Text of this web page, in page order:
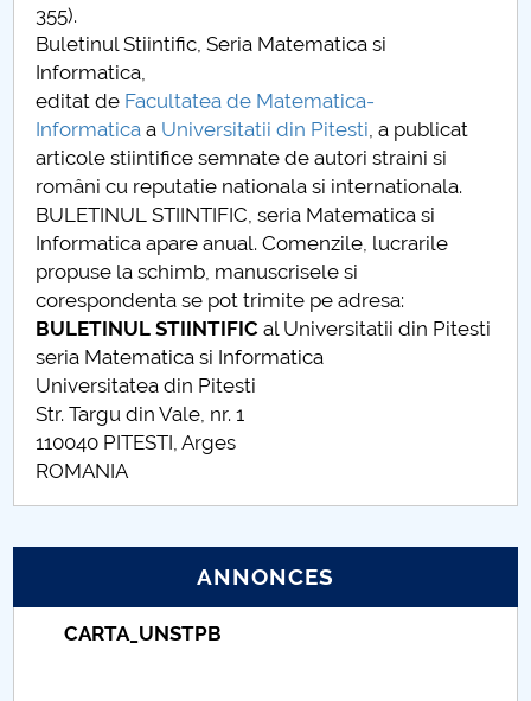
Comisie de etica unversitară
Evenimente CUP
Accesibilitate pentru studenții cu dizabilități
Raportul Conducerii Centrului Universitar Pitești
privind implementarea Planului Operațional 2020-
2024
Parteneri CUP
Centrul de Consiliere și Orientare în Carieră
Chestionar angajabilitate ALUMNI – UPB
MENIU CANTINA
Buletin Științific Nr.14/2008
355).
Buletinul Stiintific, Seria Matematica si
Informatica,
editat de Facultatea de Matematica-
Informaticaa Universitatii din Pitesti, a publicat
articole stiintifice semnate de autori straini si
români cu reputatie nationala si internationala.
BULETINUL STIINTIFIC, seria Matematica si
Informatica apare anual. Comenzile, lucrarile
propuse la schimb, manuscrisele si
corespondenta se pot trimite pe adresa:
BULETINUL STIINTIFICal Universitatii din Pitesti
seria Matematica si Informatica
Universitatea din Pitesti
Str. Targu din Vale, nr. 1
110040 PITESTI, Arges
ROMANIA
ANNONCES
Taxe de școlarizare indexate – Centrul